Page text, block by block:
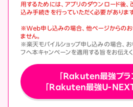
用するためには、アプリのダウンロード後
込み手続きを行っていただく必要があります
※Web申し込みの場合、他ページからの
ません。
※楽天モバイルショップ申し込みの場合、お
フへ本キャンペーンを適用する旨をお伝えく
「Rakuten最強プラ
「Rakuten最強U-